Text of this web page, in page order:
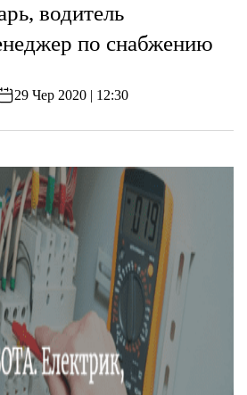
водитель
по снабжению
29 Чер 2020 | 12:30